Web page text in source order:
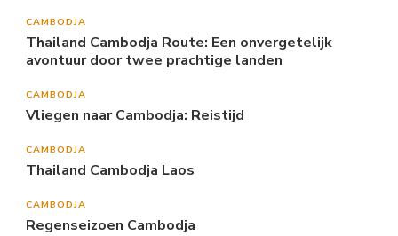
CAMBODJA
Thailand Cambodja Route: Een onvergetelijk
avontuur door twee prachtige landen
CAMBODJA
Vliegen naar Cambodja: Reistijd
CAMBODJA
Thailand Cambodja Laos
CAMBODJA
Regenseizoen Cambodja